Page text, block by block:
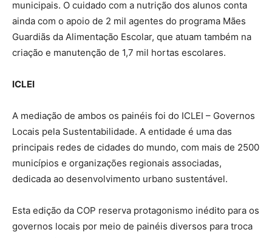
municipais. O cuidado com a nutrição dos alunos conta
ainda com o apoio de 2 mil agentes do programa Mães
Guardiãs da Alimentação Escolar, que atuam também na
criação e manutenção de 1,7 mil hortas escolares.
ICLEI
A mediação de ambos os painéis foi do ICLEI – Governos
Locais pela Sustentabilidade. A entidade é uma das
principais redes de cidades do mundo, com mais de 2500
municípios e organizações regionais associadas,
dedicada ao desenvolvimento urbano sustentável.
Esta edição da COP reserva protagonismo inédito para os
governos locais por meio de painéis diversos para troca